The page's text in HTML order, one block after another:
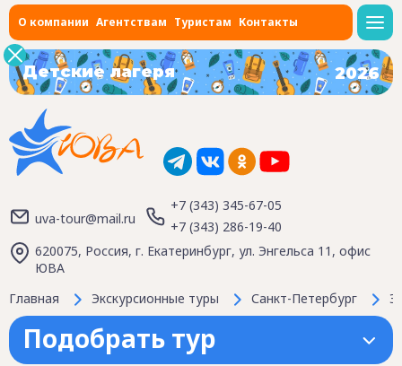
О компании Агентствам Туристам Контакты
Детские лагеря 2026
uva-tour@mail.ru
+7 (343) 345-67-05
+7 (343) 286-19-40
620075, Россия, г. Екатеринбург, ул. Энгельса 11, офис
ЮВА
Главная
Экскурсионные туры Санкт-Петербург
Подобрать тур